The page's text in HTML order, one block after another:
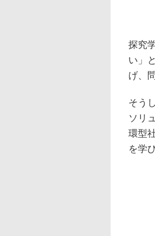
探究
い」
げ、
そう
ソリ
環型
を学